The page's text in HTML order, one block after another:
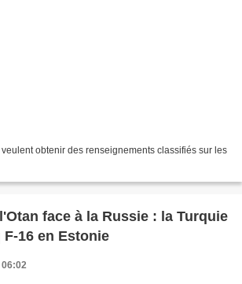
obtenir des renseignements classifiés sur les
face à la Russie : la Turquie
16 en Estonie